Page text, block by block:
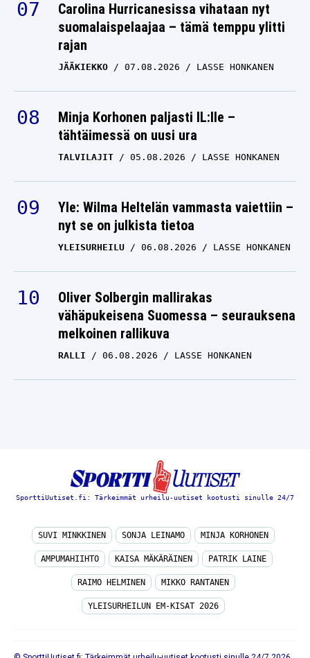
Carolina Hurricanesissa vihataan nyt
suomalaispelaajaa – tämä temppu ylitti
rajan
JÄÄKIEKKO 07.08.2026 LASSE HONKANEN
Minja Korhonen paljasti IL:lle –
tähtäimessä on uusi ura
TALVILAJIT 05.08.2026 LASSE HONKANEN
Yle: Wilma Heltelän vammasta vaiettiin –
nyt se on julkista tietoa
YLEISURHEILU 06.08.2026 LASSE HONKANEN
Oliver Solbergin mallirakas
vähäpukeisena Suomessa – seurauksena
melkoinen rallikuva
RALLI 06.08.2026 LASSE HONKANEN
SporttiUutiset.fi: Tärkeimmät urheilu-uutiset kootusti sinulle 24/7
SUVI MINKKINEN SONJA LEINAMO MINJA KORHONEN
AMPUMAHIIHTO KAISA MÄKÄRÄINEN PATRIK LAINE
RAIMO HELMINEN MIKKO RANTANEN
YLEISURHEILUN EM-KISAT 2026